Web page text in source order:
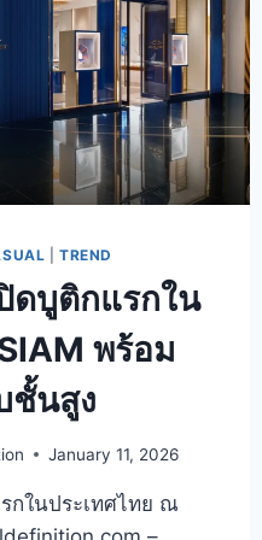
|TREND
ดบูติกแรกใน
พร้อม
ชั้นสูง
January 11, 2026
กในประเทศไทย ณ